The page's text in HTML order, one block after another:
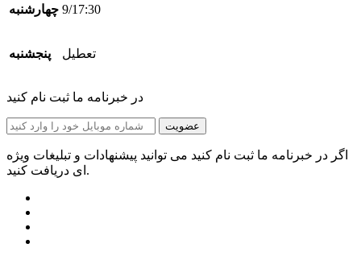
چهارشنبه 9/17:30
پنجشنبه تعطیل
در خبرنامه ما ثبت نام کنید
عضویت
اگر در خبرنامه ما ثبت نام کنید می توانید پیشنهادات و تبلیغات ویژه
ای دریافت کنید.